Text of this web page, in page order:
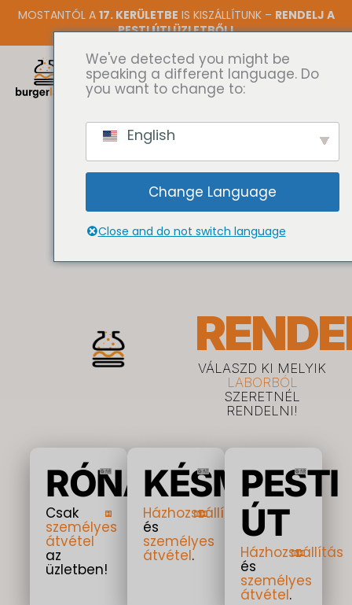
MOSTANTÓL A 17. KERÜLETBE IS KISZÁLLÍTUNK – RENDELJ A
PESTI ÚTI ÜZLETBŐL!
VÁLASZD KI MELYIK
LABORBÓL
SZERETNÉL
RENDELNI!
RÓNA
Csak
személyes
átvétel
az
üzletben!
KÉSMÁRK
Házhozszállítás
és
személyes
átvétel.
PESTI
ÚT
Házhozszállítás
és
személyes
átvétel.
We've detected you might be
speaking a different language. Do
you want to change to:
English
Change Language
Close and do not switch language